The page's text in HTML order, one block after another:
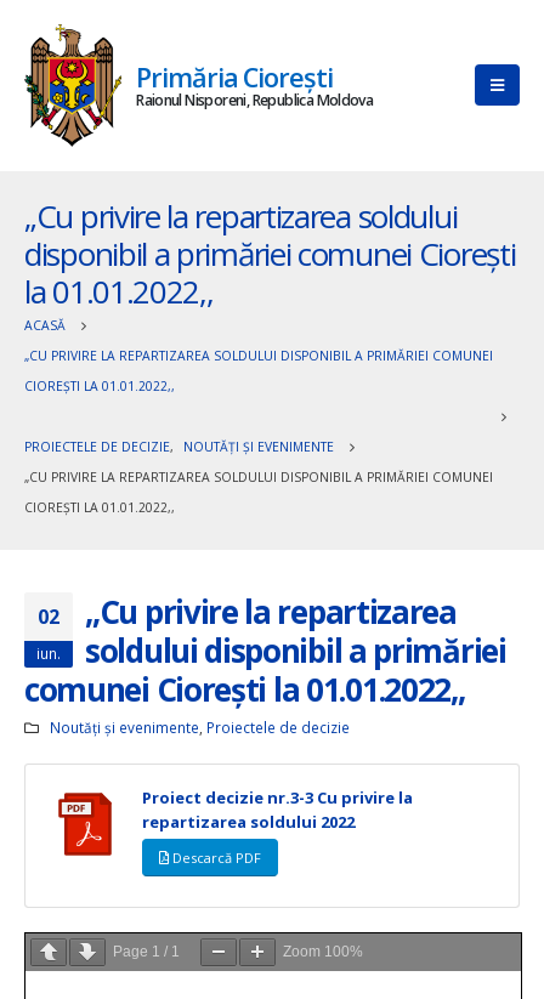
Primăria Ciorești
Raionul Nisporeni, Republica Moldova
„Cu privire la repartizarea soldului
disponibil a primăriei comunei Ciorești
la 01.01.2022,,
ACASĂ
„CU PRIVIRE LA REPARTIZAREA SOLDULUI DISPONIBIL A PRIMĂRIEI COMUNEI
CIOREȘTI LA 01.01.2022,,
PROIECTELE DE DECIZIE,
NOUTĂȚI ȘI EVENIMENTE
„CU PRIVIRE LA REPARTIZAREA SOLDULUI DISPONIBIL A PRIMĂRIEI COMUNEI
CIOREȘTI LA 01.01.2022,,
02
iun.
„Cu privire la repartizarea
soldului disponibil a primăriei
comunei Ciorești la 01.01.2022,,
Noutăți și evenimente Proiectele de decizie
Proiect decizie nr.3-3 Cu privire la
repartizarea soldului 2022
Descarcă PDF
Page 1 / 1 Zoom 100%